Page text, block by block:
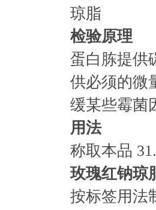
琼脂
检验原理
蛋白胨提供
供必须的微
缓某些霉菌
用法
称取本品
玫瑰红钠琼
按标签用法